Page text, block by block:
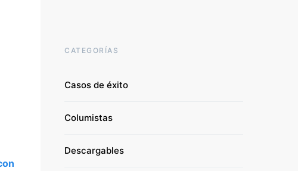
CATEGORÍAS
Casos de éxito
Columistas
Descargables